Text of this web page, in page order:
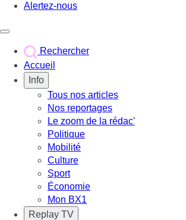
Alertez-nous
Rechercher
Accueil
Info
Tous nos articles
Nos reportages
Le zoom de la rédac'
Politique
Mobilité
Culture
Sport
Économie
Mon BX1
Replay TV